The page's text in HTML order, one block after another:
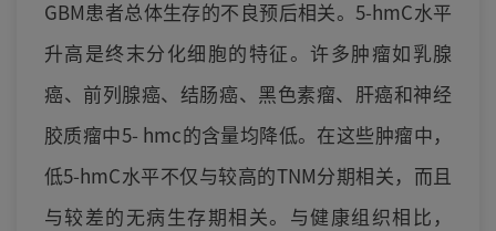
GBM患者总体生存的不良预后相关。5-hmC水平
升高是终末分化细胞的特征。许多肿瘤如乳腺
癌、前列腺癌、结肠癌、黑色素瘤、肝癌和神经
胶质瘤中5- hmc的含量均降低。在这些肿瘤中，
低5-hmC水平不仅与较高的TNM分期相关，而且
与较差的无病生存期相关。与健康组织相比，